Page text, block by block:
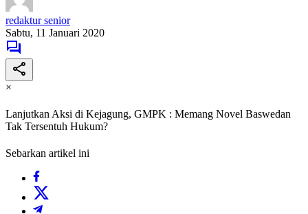
redaktur senior
Sabtu, 11 Januari 2020
×
Lanjutkan Aksi di Kejagung, GMPK : Memang Novel Baswedan
Tak Tersentuh Hukum?
Sebarkan artikel ini